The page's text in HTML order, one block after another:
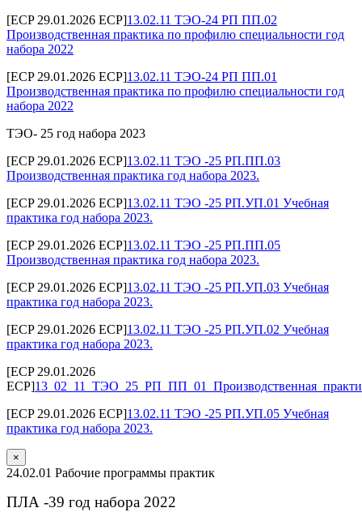
[ECP 29.01.2026 ECP]13.02.11 ТЭО-24 РП ПП.02
Производственная практика по профилю специальности год
набора 2022
[ECP 29.01.2026 ECP]13.02.11 ТЭО-24 РП ПП.01
Производственная практика по профилю специальности год
набора 2022
ТЭО- 25 год набора 2023
[ECP 29.01.2026 ECP]13.02.11 ТЭО -25 РП.ПП.03
Производственная практика год набора 2023.
[ECP 29.01.2026 ECP]13.02.11 ТЭО -25 РП.УП.01 Учебная
практика год набора 2023.
[ECP 29.01.2026 ECP]13.02.11 ТЭО -25 РП.ПП.05
Производственная практика год набора 2023.
[ECP 29.01.2026 ECP]13.02.11 ТЭО -25 РП.УП.03 Учебная
практика год набора 2023.
[ECP 29.01.2026 ECP]13.02.11 ТЭО -25 РП.УП.02 Учебная
практика год набора 2023.
[ECP 29.01.2026
ECP]
[ECP 29.01.2026 ECP]13.02.11 ТЭО -25 РП.УП.05 Учебная
практика год набора 2023.
×
24.02.01 Рабочие программы практик
ПЛА -39 год набора 2022